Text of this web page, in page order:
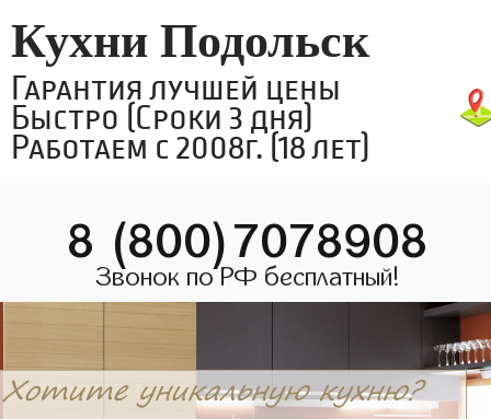
Кухни Подольск
Гарантия лучшей цены
Быстро (Сроки 3 дня)
Работаем с 2008г. (18 лет)
8 (800)7078908
Звонок по РФ бесплатный!